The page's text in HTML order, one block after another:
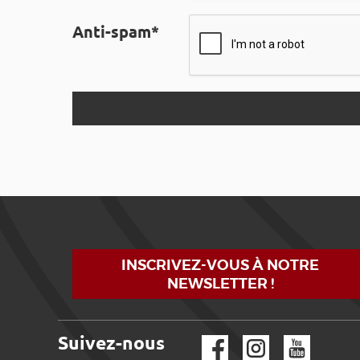
Anti-spam*
INSCRIVEZ-VOUS À NOTRE
NEWSLETTER !
Suivez-nous